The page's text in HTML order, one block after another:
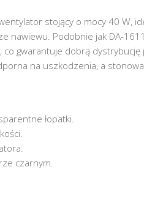
stojący o mocy 40
nawiewu. Podobnie jak DA-
gwarantuje dobrą
na uszkodzenia, a
łopatki.
czarnym.